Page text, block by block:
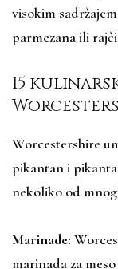
visokim
parmezana ili
15
Worcestershire
pikantan i
nekoliko od
Marinade:
marinada za